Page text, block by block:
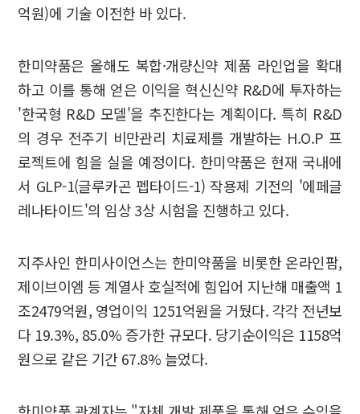
억원)에 기술 이전한 바 있다.
한미약품은 올해도 복합·개량신약 제품 라인업을 확대
하고 이를 통해 얻은 이익을 혁신신약 R&D에 투자하는
'한국형 R&D 모델'을 추진한다는 계획이다. 특히 R&D
의 경우 전주기 비만관리 치료제를 개발하는 H.O.P 프
로젝트에 힘을 실을 예정이다. 한미약품은 현재 국내에
서 GLP-1(글루카곤 펩타이드-1) 작용제 기전의 '에페글
레나타이드'의 임상 3상 시험을 진행하고 있다.
지주사인 한미사이언스는 한미약품을 비롯한 온라인팜,
제이브이엠 등 계열사 호실적에 힘입어 지난해 매출액 1
조2479억원, 영업이익 1251억원을 거뒀다. 각각 전년보
다 19.3%, 85.0% 증가한 규모다. 당기순이익은 1158억
원으로 같은 기간 67.8% 늘었다.